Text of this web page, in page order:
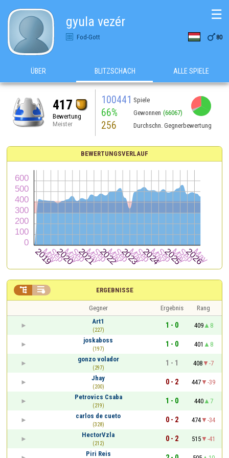
gyula vezér
Fod-Gott 80
☰
ÜBER BLITZSCHACH ALLE SPIELE
417
Bewertung
Meister
100441 Spiele
66% Gewonnen (66067)
256 Durchschn. Gegnerbewertung
BEWERTUNGSVERLAUF
ERGEBNISSE
 
Gegner Ergebnis
Rang
Art1
(227)
1 - 0 409
8
joskaboss
(197)
1 - 0 401
8
gonzo volador
(297)
1 - 1 408
-7
Jhay
(200)
0 - 2 447
-39
Petrovics Csaba
(219)
1 - 0 440
7
carlos de cueto
(328)
0 - 2 474
-34
HectorVzla
(212)
0 - 2 515
-41
Piri Reis